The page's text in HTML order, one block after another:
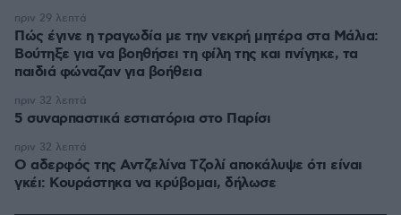
Πώς έγινε η τραγωδία με την νεκρή μητέρα στα Μάλια:
Βούτηξε για να βοηθήσει τη φίλη της και πνίγηκε, τα
παιδιά φώναζαν για βοήθεια
πριν 29 λεπτά
5 συναρπαστικά εστιατόρια στο Παρίσι
πριν 32 λεπτά
Ο αδερφός της Αντζελίνα Τζολί αποκάλυψε ότι είναι
γκέι: Κουράστηκα να κρύβομαι, δήλωσε
πριν 32 λεπτά